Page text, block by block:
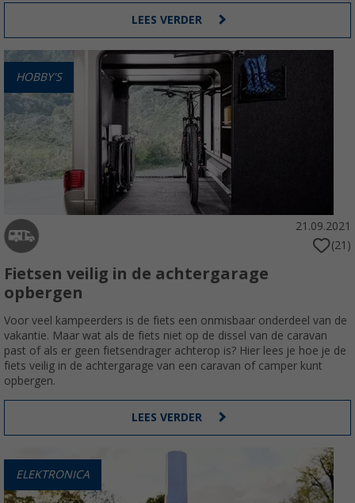
LEES VERDER
HOBBY'S
21.09.2021
(21)
Fietsen veilig in de achtergarage
opbergen
Voor veel kampeerders is de fiets een onmisbaar onderdeel van de
vakantie. Maar wat als de fiets niet op de dissel van de caravan
past of als er geen fietsendrager achterop is? Hier lees je hoe je de
fiets veilig in de achtergarage van een caravan of camper kunt
opbergen.
LEES VERDER
ELEKTRONICA